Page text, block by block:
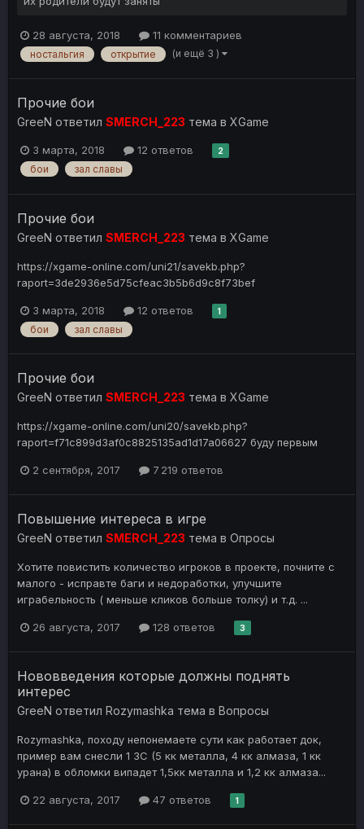
28 августа, 2018 11 комментариев
ностальгия открытие (и ещё 3 )
Прочие бои
GreeN ответил SMERCH_223 тема в XGame
3 марта, 2018 12 ответов 2
бои зал славы
Прочие бои
GreeN ответил SMERCH_223 тема в XGame
https://xgame-online.com/uni21/savekb.php?
raport=3de2936e5d75cfeac3b5b6d9c8f73bef
3 марта, 2018 12 ответов 1
бои зал славы
Прочие бои
GreeN ответил SMERCH_223 тема в XGame
https://xgame-online.com/uni20/savekb.php?
raport=f71c899d3af0c8825135ad1d17a06627 буду первым
2 сентября, 2017 7 219 ответов
Повышение интереса в игре
GreeN ответил SMERCH_223 тема в Опросы
Хотите повистить количество игроков в проекте, почните с
малого - исправте баги и недоработки, улучшите
играбельность ( меньше кликов больше толку) и т.д. ...
26 августа, 2017 128 ответов 3
Нововведения которые должны поднять
интерес
GreeN ответил Rozymashka тема в Вопросы
Rozymashka, походу непонемаете сути как работает док,
пример вам снесли 1 ЗС (5 кк металла, 4 кк алмаза, 1 кк
урана) в обломки випадет 1,5кк металла и 1,2 кк алмаза...
22 августа, 2017 47 ответов 1